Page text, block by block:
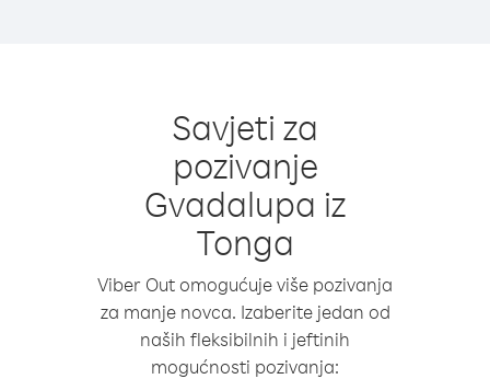
Savjeti za
pozivanje
Gvadalupa iz
Tonga
Viber Out omogućuje više pozivanja
za manje novca. Izaberite jedan od
naših fleksibilnih i jeftinih
mogućnosti pozivanja: